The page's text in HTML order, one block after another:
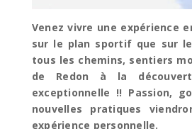
Venez vivre une expérience
sur le plan sportif que sur
tous les chemins, sentiers
de Redon à la
exceptionnelle !! Passion,
nouvelles pratiques
expérience personnelle.